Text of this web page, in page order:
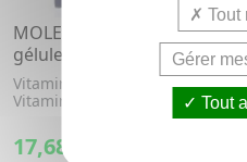
MOLECULE Immunité 30
gélules
Vitamine C, Cuivre, Sélénium,
Vitamine D3, Zinc
17,68€
Tout
Gérer
Tout